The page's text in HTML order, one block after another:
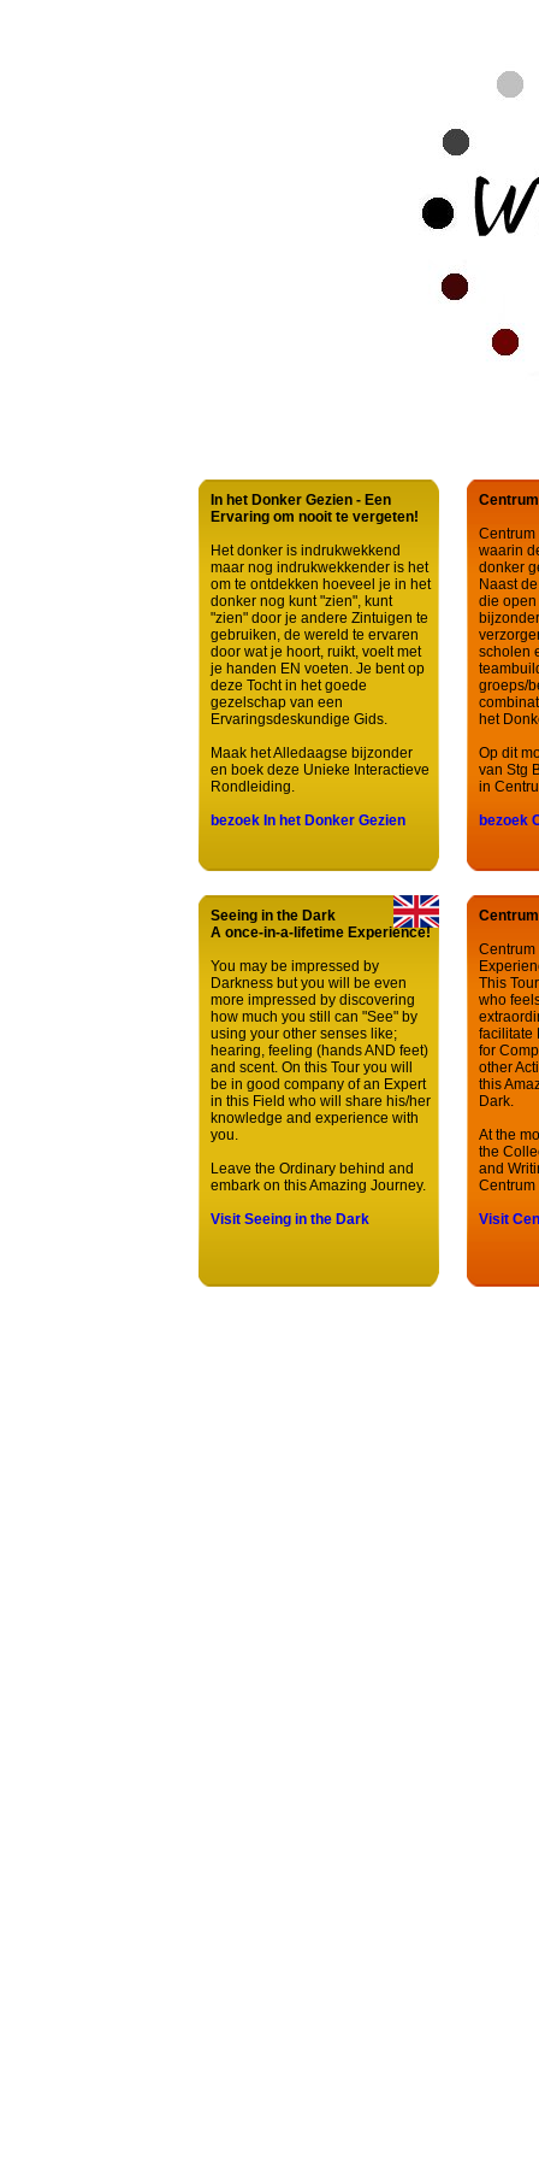
In het Donker Gezien - Een
Ervaring om nooit te vergeten!
Het donker is indrukwekkend
maar nog indrukwekkender is het
om te ontdekken hoeveel je in het
donker nog kunt "zien", kunt
"zien" door je andere Zintuigen te
gebruiken, de wereld te ervaren
door wat je hoort, ruikt, voelt met
je handen EN voeten. Je bent op
deze Tocht in het goede
gezelschap van een
Ervaringsdeskundige Gids.
Maak het Alledaagse bijzonder
en boek deze Unieke Interactieve
Rondleiding.
bezoek In het Donker Gezien
Centrum
waarin
donker
Naast
die
scholen
groeps/
het
Op dit
van Stg
in
bezoek
Seeing in the Dark
A once-in-a-lifetime Experience!
You may be impressed by
Darkness but you will be even
more impressed by discovering
how much you still can "See" by
using your other senses like;
hearing, feeling (hands AND feet)
and scent. On this Tour you will
be in good company of an Expert
in this Field who will share his/her
knowledge and experience with
you.
Leave the Ordinary behind and
embark on this Amazing Journey.
Visit Seeing in the Dark
Centrum
This
who
facilitate
for
other
this
Dark.
At the
the
and
Centrum
Visit